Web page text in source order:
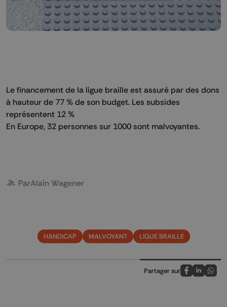
Le financement de la ligue braille est assuré par des dons
à hauteur de 77 % de son budget. Les subsides
représentent 12 %
En Europe, 32 personnes sur 1000 sont malvoyantes.
ParAlain Wagener
HANDICAP MALVOYANT LIGUE BRAILLE
Partager sur
Partagez sur
Partagez